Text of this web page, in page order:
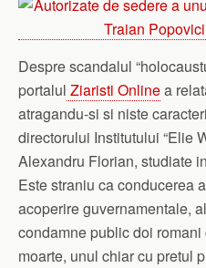
Despre scandalul
portalul Ziaristi Onlinea
atragandu-si si niste
directorului Institutului “Elie
Alexandru Florian, studiate
Este straniu ca conducerea
acoperire guvernamentale,
condamne public doi
moarte, unul chiar cu pretul